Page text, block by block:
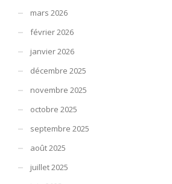
mars 2026
février 2026
janvier 2026
décembre 2025
novembre 2025
octobre 2025
septembre 2025
août 2025
juillet 2025